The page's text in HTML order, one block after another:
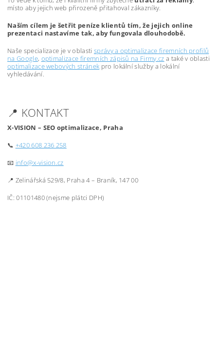
místo aby jejich web přirozeně přitahoval zákazníky.
Naším cílem je šetřit peníze klientů tím, že jejich online
prezentaci nastavíme tak, aby fungovala dlouhodobě.
Naše specializace je v oblasti správy a optimalizace firemních profilů
na Google, optimalizace firemních zápisů na Firmy.cz a také v oblasti
optimalizace webových stránek pro lokální služby a lokální
vyhledávání.
📍 KONTAKT
X-VISION – SEO optimalizace, Praha
📞 +420 608 236 258
📧 info@x-vision.cz
📍 Zelinářská 529/8, Praha 4 – Braník, 147 00
IČ: 01101480 (nejsme plátci DPH)